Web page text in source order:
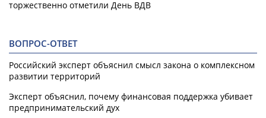
торжественно отметили День ВДВ
ВОПРОС-ОТВЕТ
Российский эксперт объяснил смысл закона о комплексном
развитии территорий
Эксперт объяснил, почему финансовая поддержка убивает
предпринимательский дух